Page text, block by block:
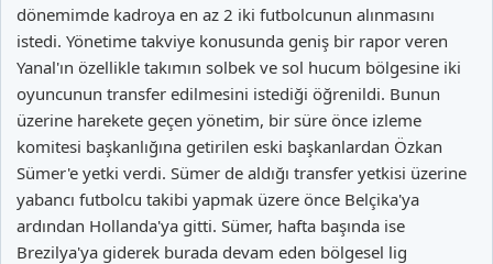
dönemimde kadroya en az 2 iki futbolcunun alınmasını
istedi. Yönetime takviye konusunda geniş bir rapor veren
Yanal'ın özellikle takımın solbek ve sol hucum bölgesine iki
oyuncunun transfer edilmesini istediği öğrenildi. Bunun
üzerine harekete geçen yönetim, bir süre önce izleme
komitesi başkanlığına getirilen eski başkanlardan Özkan
Sümer'e yetki verdi. Sümer de aldığı transfer yetkisi üzerine
yabancı futbolcu takibi yapmak üzere önce Belçika'ya
ardından Hollanda'ya gitti. Sümer, hafta başında ise
Brezilya'ya giderek burada devam eden bölgesel lig